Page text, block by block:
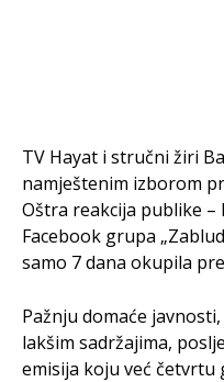
TV Hayat i stručni žiri
namještenim izborom
Oštra reakcija publike
Facebook grupa
samo 7 dana okupila
Pažnju domaće
lakšim sadržajima,
emisija koju već